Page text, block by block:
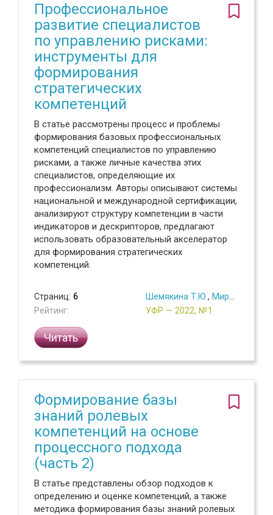
Профессиональное
развитие специалистов
по управлению рисками:
инструменты для
формирования
стратегических
компетенций
В статье рассмотрены процесс и проблемы
формирования базовых профессиональных
компетенций специалистов по управлению
рисками, а также личные качества этих
специалистов, определяющие их
профессионализм. Авторы описывают системы
национальной и международной сертификации,
анализируют структуру компетенции в части
индикаторов и дескрипторов, предлагают
использовать образовательный акселератор
для формирования стратегических
компетенций.
Страниц: 6
Рейтинг:
Шемякина Т.Ю. , Миронова Е.В.
УФР — 2022, №1
Читать
Формирование базы
знаний ролевых
компетенций на основе
процессного подхода
(часть 2)
В статье представлены обзор подходов к
определению и оценке компетенций, а также
методика формирования базы знаний ролевых